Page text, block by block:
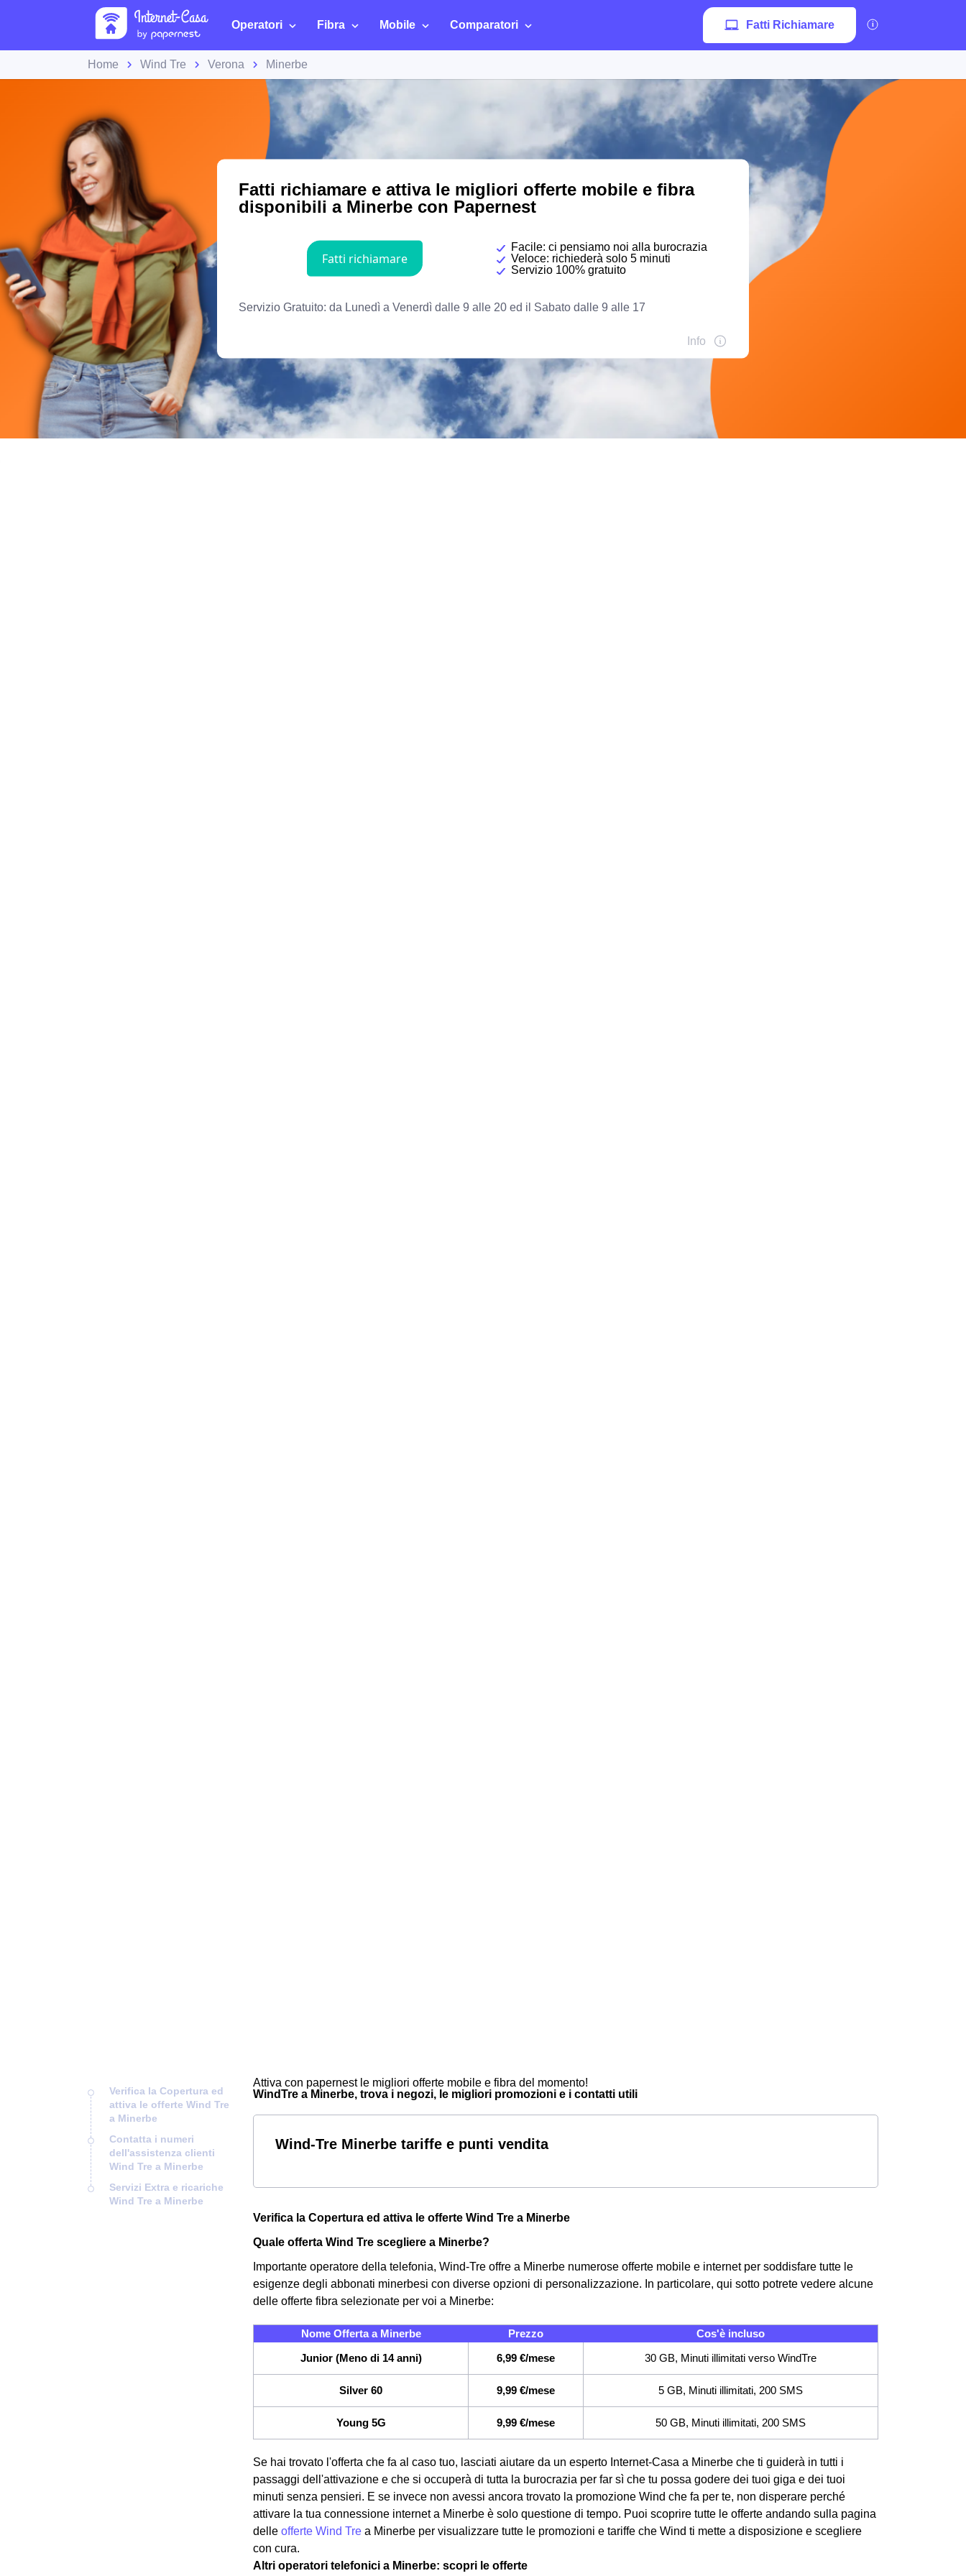
Operatori Fibra Mobile Comparatori Fatti Richiamare
Home Wind Tre Verona Minerbe
Verifica la Copertura ed
attiva le offerte Wind Tre
a Minerbe
Contatta i numeri
dell'assistenza clienti
Wind Tre a Minerbe
Servizi Extra e ricariche
Wind Tre a Minerbe
Attiva con papernest le migliori offerte mobile e fibra del momento!
WindTre a Minerbe, trova i negozi, le migliori promozioni e i contatti utili
Wind-Tre Minerbe tariffe e punti vendita
Verifica la Copertura ed attiva le offerte Wind Tre a Minerbe
Quale offerta Wind Tre scegliere a Minerbe?
Importante operatore della telefonia, Wind-Tre offre a Minerbe numerose offerte mobile e internet per soddisfare tutte le
esigenze degli abbonati minerbesi con diverse opzioni di personalizzazione. In particolare, qui sotto potrete vedere alcune
delle offerte fibra selezionate per voi a Minerbe:
Nome Offerta a Minerbe Prezzo
Cos'è incluso
Junior (Meno di 14 anni)
6,99 €/mese 30 GB, Minuti illimitati verso WindTre
Silver 60 9,99 €/mese 5 GB, Minuti illimitati, 200 SMS
Young 5G 9,99 €/mese 50 GB, Minuti illimitati, 200 SMS
Se hai trovato l'offerta che fa al caso tuo, lasciati aiutare da un esperto Internet-Casa a Minerbe che ti guiderà in tutti i
passaggi dell'attivazione e che si occuperà di tutta la burocrazia per far sì che tu possa godere dei tuoi giga e dei tuoi
minuti senza pensieri. E se invece non avessi ancora trovato la promozione Wind che fa per te, non disperare perché
attivare la tua connessione internet a Minerbe è solo questione di tempo. Puoi scoprire tutte le offerte andando sulla pagina
delle offerte Wind Tre a Minerbe per visualizzare tutte le promozioni e tariffe che Wind ti mette a disposizione e scegliere
con cura.
Altri operatori telefonici a Minerbe: scopri le offerte